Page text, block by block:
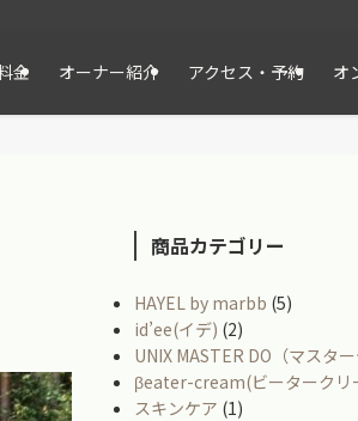
金 オーナー紹介 アクセス・予約 オ
商品カテゴリー
HAYEL by marbb (5)
id’ee(イデ) (2)
UNIX MASTER DO（マスター
βeater-cream(ビータークリ
スキンケア (1)